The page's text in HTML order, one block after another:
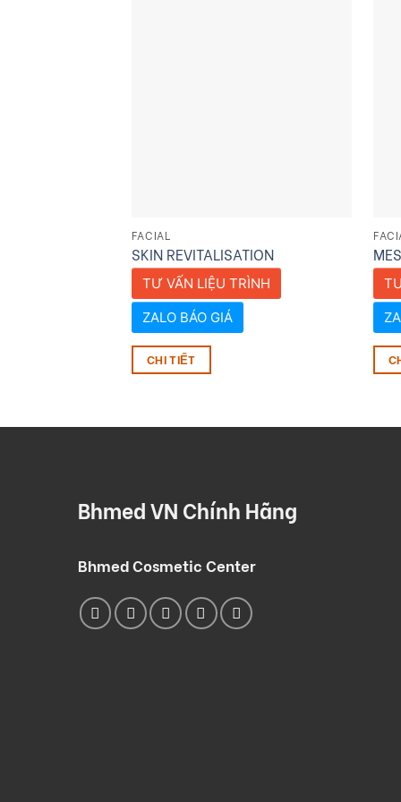
FACIAL
SKIN REVITALISATION
TƯ VẤN LIỆU TRÌNH
ZALO BÁO GIÁ
CHI TIẾT
Bhmed VN Chính Hãng
Bhmed Cosmetic Center